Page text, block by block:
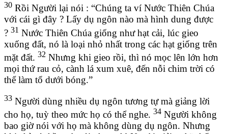
30 Rồi Người lại nói : “Chúng ta ví Nước Thiên Chúa
với cái gì đây ? Lấy dụ ngôn nào mà hình dung được
? 31 Nước Thiên Chúa giống như hạt cải, lúc gieo
xuống đất, nó là loại nhỏ nhất trong các hạt giống trên
mặt đất. 32 Nhưng khi gieo rồi, thì nó mọc lên lớn hơn
mọi thứ rau cỏ, cành lá xum xuê, đến nỗi chim trời có
thể làm tổ dưới bóng.”
33 Người dùng nhiều dụ ngôn tương tự mà giảng lời
cho họ, tuỳ theo mức họ có thể nghe. 34 Người không
bao giờ nói với họ mà không dùng dụ ngôn. Nhưng